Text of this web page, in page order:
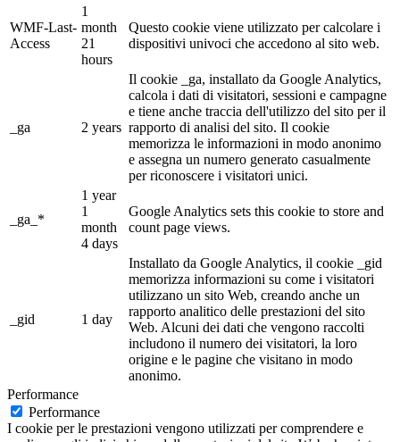
WMF-Last-
Access
1
month
21
hours
Questo cookie viene utilizzato per calcolare i
dispositivi univoci che accedono al sito web.
_ga 2 years
Il cookie _ga, installato da Google Analytics,
calcola i dati di visitatori, sessioni e campagne
e tiene anche traccia dell'utilizzo del sito per il
rapporto di analisi del sito. Il cookie
memorizza le informazioni in modo anonimo
e assegna un numero generato casualmente
per riconoscere i visitatori unici.
_ga_*
1 year
1
month
4 days
Google Analytics sets this cookie to store and
count page views.
_gid 1 day
Installato da Google Analytics, il cookie _gid
memorizza informazioni su come i visitatori
utilizzano un sito Web, creando anche un
rapporto analitico delle prestazioni del sito
Web. Alcuni dei dati che vengono raccolti
includono il numero dei visitatori, la loro
origine e le pagine che visitano in modo
anonimo.
Performance
Performance
I cookie per le prestazioni vengono utilizzati per comprendere e